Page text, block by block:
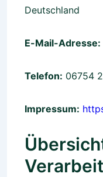
Deutschland
E-Mail-Adresse:
Telefon: 06754
Impressum: